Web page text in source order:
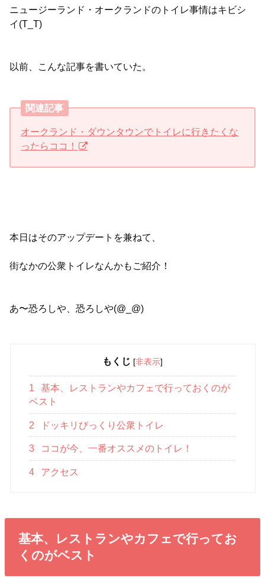
ニュージーランド・オークランドのトイレ事情はキビシ
イ(T_T)
以前、こんな記事を書いていた。
関連記事
オークランド・ダウンタウンでトイレに行きたくな
ったらココ！
本日はそのアップデートを兼ねて、
街なかの公衆トイレなんかもご紹介！
あ〜恐ろしや、恐ろしや(@_@)
もくじ [非表示]
1
基本、レストランやカフェで行っておくのが
ベスト
2 ドッキリびっくり公衆トイレ
3 ココが今、一番オススメのトイレ！
4 アクセス
基本、レストランやカフェで行ってお
くのがベスト